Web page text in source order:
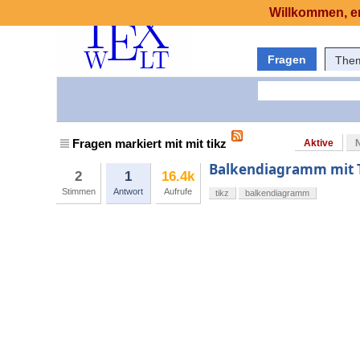
Fragen
Fragen markiert mit mit tikz Aktive
2
Stimmen
1
Antwort
16.4k
Aufrufe
Balkendiagramm mit
tikz balkendiagramm
Willkommen,